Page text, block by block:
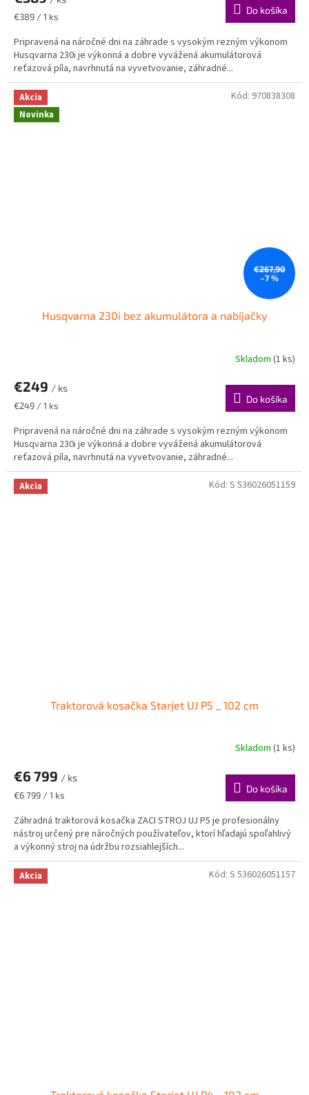
Jednotková
€389 / 1 ks
Do košíka
Pripravená na náročné dni na záhrade s vysokým rezným výkonom
Husqvarna 230i je výkonná a dobre vyvážená akumulátorová
reťazová píla, navrhnutá na vyvetvovanie, záhradné...
Akcia
Novinka
€267,90
–7 %
Husqvarna 230i​ bez akumulátora a nabíjačky
Skladom (1 ks)
€249 / ks
Jednotková
€249 / 1 ks
Do košíka
Pripravená na náročné dni na záhrade s vysokým rezným výkonom
Husqvarna 230i je výkonná a dobre vyvážená akumulátorová
reťazová píla, navrhnutá na vyvetvovanie, záhradné...
Kód: 970838308
Akcia
Traktorová kosačka Starjet UJ P5 _ 102 cm
Skladom (1 ks)
€6 799 / ks
Jednotková
€6 799 / 1 ks
Do košíka
Záhradná traktorová kosačka ZACI STROJ UJ P5 je profesionálny
nástroj určený pre náročných používateľov, ktorí hľadajú spoľahlivý
a výkonný stroj na údržbu rozsiahlejších...
Kód: S 536026051159
Akcia Kód: S 536026051157